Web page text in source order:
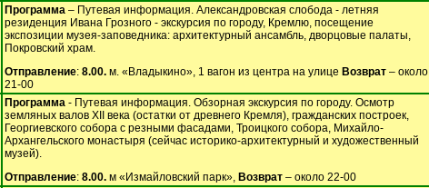
Программа – Путевая информация. Александровская слобода - летняя
резиденция Ивана Грозного - экскурсия по городу, Кремлю, посещение
экспозиции музея-заповедника: архитектурный ансамбль, дворцовые палаты,
Покровский храм.
Отправление: 8.00. м. «Владыкино», 1 вагон из центра на улице Возврат – около
21-00
Программа - Путевая информация. Обзорная экскурсия по городу. Осмотр
земляных валов XII века (остатки от древнего Кремля), гражданских построек,
Георгиевского собора с резными фасадами, Троицкого собора, Михайло-
Архангельского монастыря (сейчас историко-архитектурный и художественный
музей).
Отправление: 8.00. м «Измайловский парк», Возврат – около 22-00